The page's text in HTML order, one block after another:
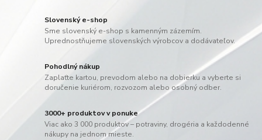
Slovenský e-shop
Sme slovenský e-shop s kamenným zázemím.
Uprednostňujeme slovenských výrobcov a dodávateľov.
Pohodlný nákup
Zaplaťte kartou, prevodom alebo na dobierku a vyberte si
doručenie kuriérom, rozvozom alebo osobný odber.
3000+ produktov v ponuke
Viac ako 3 000 produktov – potraviny, drogéria a každodenné
nákupy na jednom mieste.